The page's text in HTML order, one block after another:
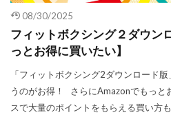
08/30/2025
フィットボクシング２ダウン
っとお得に買いたい】
「フィットボクシング2ダウンロード
うのがお得！ さらにAmazonでもっと
スで大量のポイントをもらえる買い方